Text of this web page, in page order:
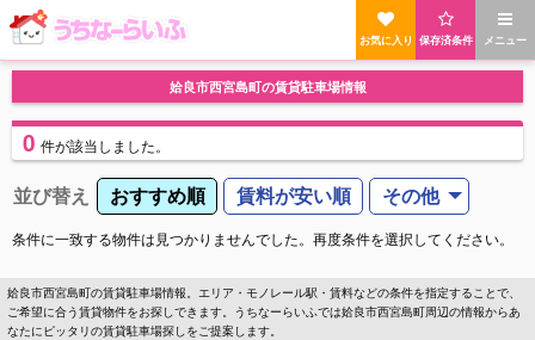
メニュー
保存済条件
お気に入り
姶良市西宮島町の賃貸駐車場情報
0 件が該当しました。
並び替え おすすめ順 賃料が安い順 その他
条件に一致する物件は見つかりませんでした。再度条件を選択してください。
姶良市西宮島町の賃貸駐車場情報。エリア・モノレール駅・賃料などの条件を指定することで、
ご希望に合う賃貸物件をお探しできます。うちなーらいふでは姶良市西宮島町周辺の情報からあ
なたにピッタリの賃貸駐車場探しをご提案します。